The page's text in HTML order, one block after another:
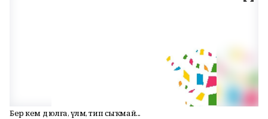
Бер кем дә юлға, үләм, тип сыҡмай...